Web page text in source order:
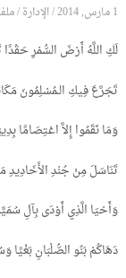
1 مارس, 2014 /الإدارة/
لَكِ اللَّهُ أَرْضَ السُّمْرِ حَقْدًا
تَجَرَّعَ فِيكِ الـمُسْلِمُونَ
وَمَا نَقَمُوا إِلاَّ اعْتِصَامًا
تَنَاسَلَ مِنْ جُنْدِ الأَخَادِيدِ
وَأَحْيَا الَّذِي أَوْدَى بِآلِ
دَهَاكُمْ بَنُو الصُّلْبَانِ